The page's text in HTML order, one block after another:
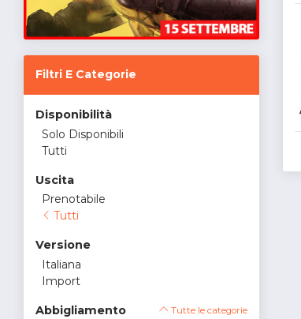
Filtri E Categorie
Disponibilità
Solo Disponibili
Tutti
Uscita
Prenotabile
Tutti
Versione
Italiana
Import
Abbigliamento Tutte le categorie